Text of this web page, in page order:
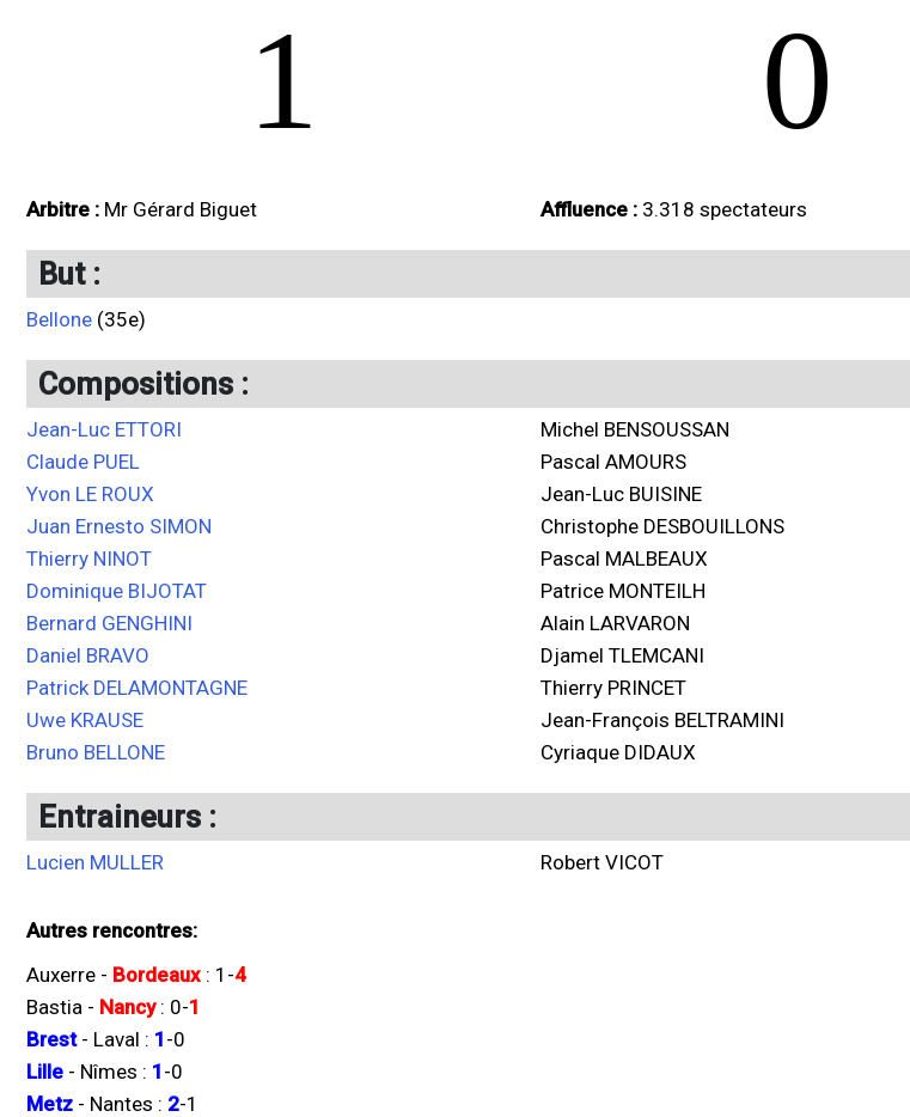
1 0
Arbitre : Mr Gérard Biguet Affluence : 3.318 spectateurs
But :
Bellone (35e)
Compositions :
Jean-Luc ETTORI
Claude PUEL
Yvon LE ROUX
Juan Ernesto SIMON
Thierry NINOT
Dominique BIJOTAT
Bernard GENGHINI
Daniel BRAVO
Patrick DELAMONTAGNE
Uwe KRAUSE
Bruno BELLONE
Michel BENSOUSSAN
Pascal AMOURS
Jean-Luc BUISINE
Christophe DESBOUILLONS
Pascal MALBEAUX
Patrice MONTEILH
Alain LARVARON
Djamel TLEMCANI
Thierry PRINCET
Jean-François BELTRAMINI
Cyriaque DIDAUX
Entraineurs :
Lucien MULLER Robert VICOT
Autres rencontres:
Auxerre - Bordeaux : 1 -4
Bastia - Nancy: 0-1
Brest- Laval : 1 -0
Lille - Nîmes : 1 -0
Metz - Nantes : 2-1